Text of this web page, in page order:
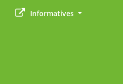
Informatives